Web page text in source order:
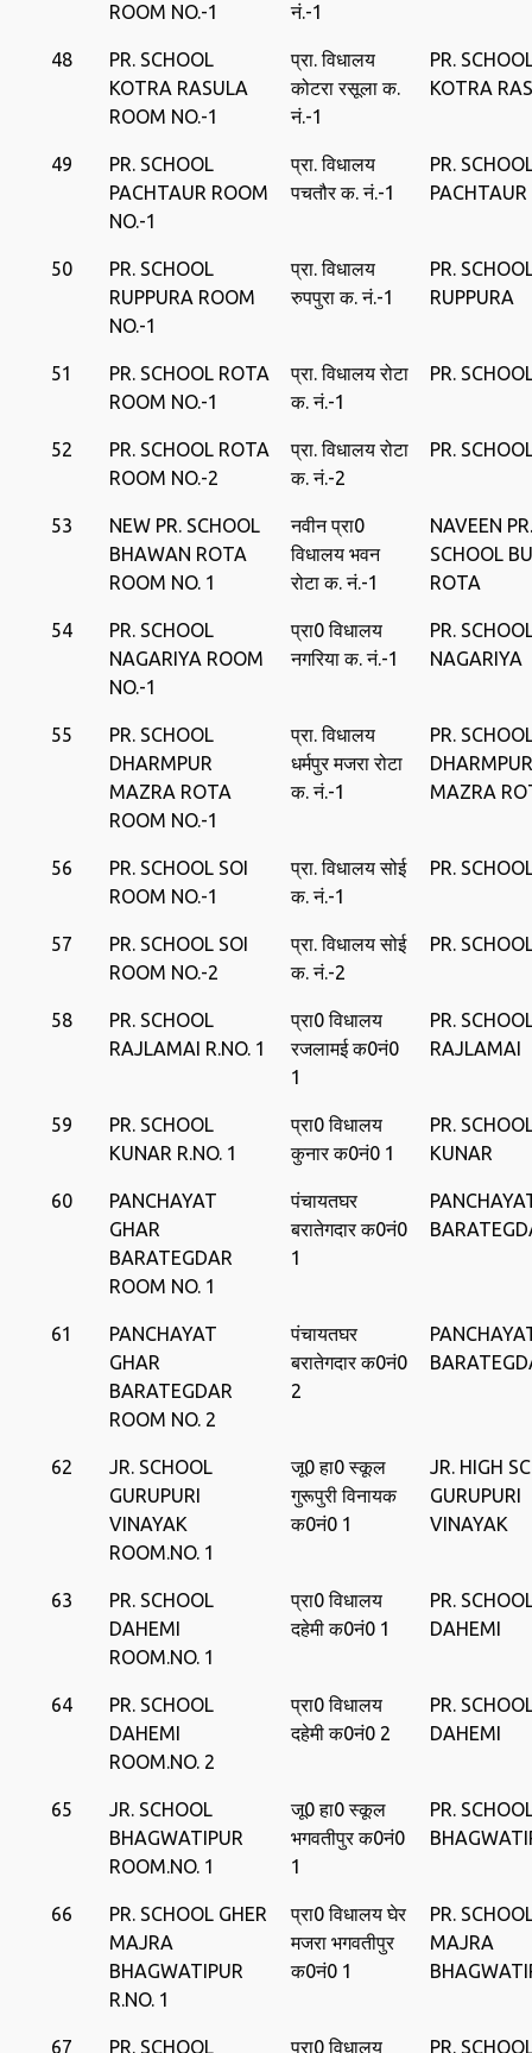
ROOM NO.-1
नं.-1
48
PR. SCHOOL
KOTRA RASULA
ROOM NO.-1
प्रा. विधालय
कोटरा रसूला क.
नं.-1
PR.
KOTRA
49
PR. SCHOOL
PACHTAUR ROOM
NO.-1
प्रा. विधालय
पचतौर क. नं.-1
PR.
PACHTAUR
50
PR. SCHOOL
RUPPURA ROOM
NO.-1
प्रा. विधालय
रुपपुरा क. नं.-1
PR.
RUPPURA
51
PR. SCHOOL ROTA
ROOM NO.-1
प्रा. विधालय रोटा
क. नं.-1
PR.
52
PR. SCHOOL ROTA
ROOM NO.-2
प्रा. विधालय रोटा
क. नं.-2
PR.
53
NEW PR. SCHOOL
BHAWAN ROTA
ROOM NO. 1
नवीन प्रा0
विधालय भवन
रोटा क. नं.-1
NAVEEN PR.
SCHOOL
ROTA
54
PR. SCHOOL
NAGARIYA ROOM
NO.-1
प्रा0 विधालय
नगरिया क. नं.-1
PR.
NAGARIYA
55
PR. SCHOOL
DHARMPUR
MAZRA ROTA
ROOM NO.-1
प्रा. विधालय
धर्मपुर मजरा रोटा
क. नं.-1
PR.
DHARMPUR
MAZRA
56
PR. SCHOOL SOI
ROOM NO.-1
प्रा. विधालय सोई
क. नं.-1
PR.
57
PR. SCHOOL SOI
ROOM NO.-2
प्रा. विधालय सोई
क. नं.-2
PR.
58
PR. SCHOOL
RAJLAMAI R.NO. 1
प्रा0 विधालय
रजलामई क0नं0
1
PR.
RAJLAMAI
59
PR. SCHOOL
KUNAR R.NO. 1
प्रा0 विधालय
कुनार क0नं0 1
PR.
KUNAR
60
PANCHAYAT
GHAR
BARATEGDAR
ROOM NO. 1
पंचायतघर
बरातेगदार क0नं0
1
61
PANCHAYAT
GHAR
BARATEGDAR
ROOM NO. 2
पंचायतघर
बरातेगदार क0नं0
2
62
JR. SCHOOL
GURUPURI
VINAYAK
ROOM.NO. 1
जू0 हा0 स्‍कूल
गुरूपुरी विनायक
क0नं0 1
JR. HIGH
GURUPURI
VINAYAK
63
PR. SCHOOL
DAHEMI
ROOM.NO. 1
प्रा0 विधालय
दहेमी क0नं0 1
PR.
DAHEMI
64
PR. SCHOOL
DAHEMI
ROOM.NO. 2
प्रा0 विधालय
दहेमी क0नं0 2
PR.
DAHEMI
65
JR. SCHOOL
BHAGWATIPUR
ROOM.NO. 1
जू0 हा0 स्‍कूल
भगवतीपुर क0नं0
1
PR.
66
PR. SCHOOL GHER
MAJRA
BHAGWATIPUR
R.NO. 1
प्रा0 विधालय घेर
मजरा भगवतीपुर
क0नं0 1
PR.
MAJRA
67 PR. SCHOOL प्रा0 विधालय PR.